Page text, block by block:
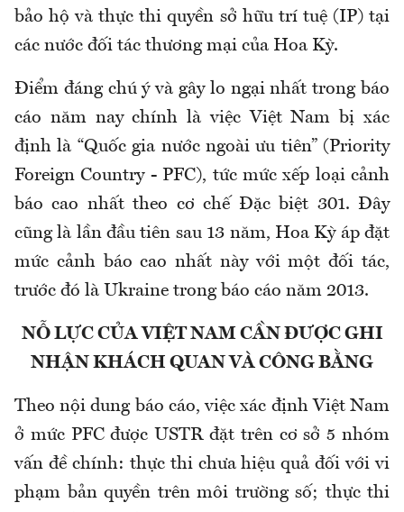
bảo hộ và thực thi quyền sở hữu trí tuệ (IP) tại
các nước đối tác thương mại của Hoa Kỳ.
Điểm đáng chú ý và gây lo ngại nhất trong báo
cáo năm nay chính là việc Việt Nam bị xác
định là “Quốc gia nước ngoài ưu tiên” (Priority
Foreign Country - PFC), tức mức xếp loại cảnh
báo cao nhất theo cơ chế Đặc biệt 301. Đây
cũng là lần đầu tiên sau 13 năm, Hoa Kỳ áp đặt
mức cảnh báo cao nhất này với một đối tác,
trước đó là Ukraine trong báo cáo năm 2013.
NỖ LỰC CỦA VIỆT NAM CẦN ĐƯỢC GHI
NHẬN KHÁCH QUAN VÀ CÔNG BẰNG
Theo nội dung báo cáo, việc xác định Việt Nam
ở mức PFC được USTR đặt trên cơ sở 5 nhóm
vấn đề chính: thực thi chưa hiệu quả đối với vi
phạm bản quyền trên môi trường số; thực thi